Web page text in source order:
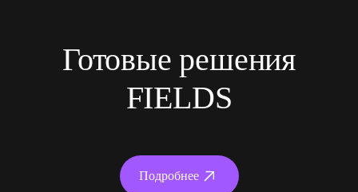
Готовые решения
FIELDS
Подробнее